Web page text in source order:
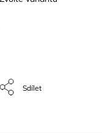
Sdílet